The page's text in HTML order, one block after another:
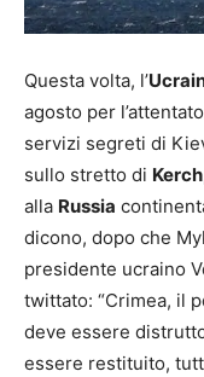
Questa volta, l’
agosto per
servizi segreti di
sullo stretto di Kerch
alla Russia
dicono, dopo che
presidente ucraino
twittato: “Crimea, il
deve essere
essere restituito,